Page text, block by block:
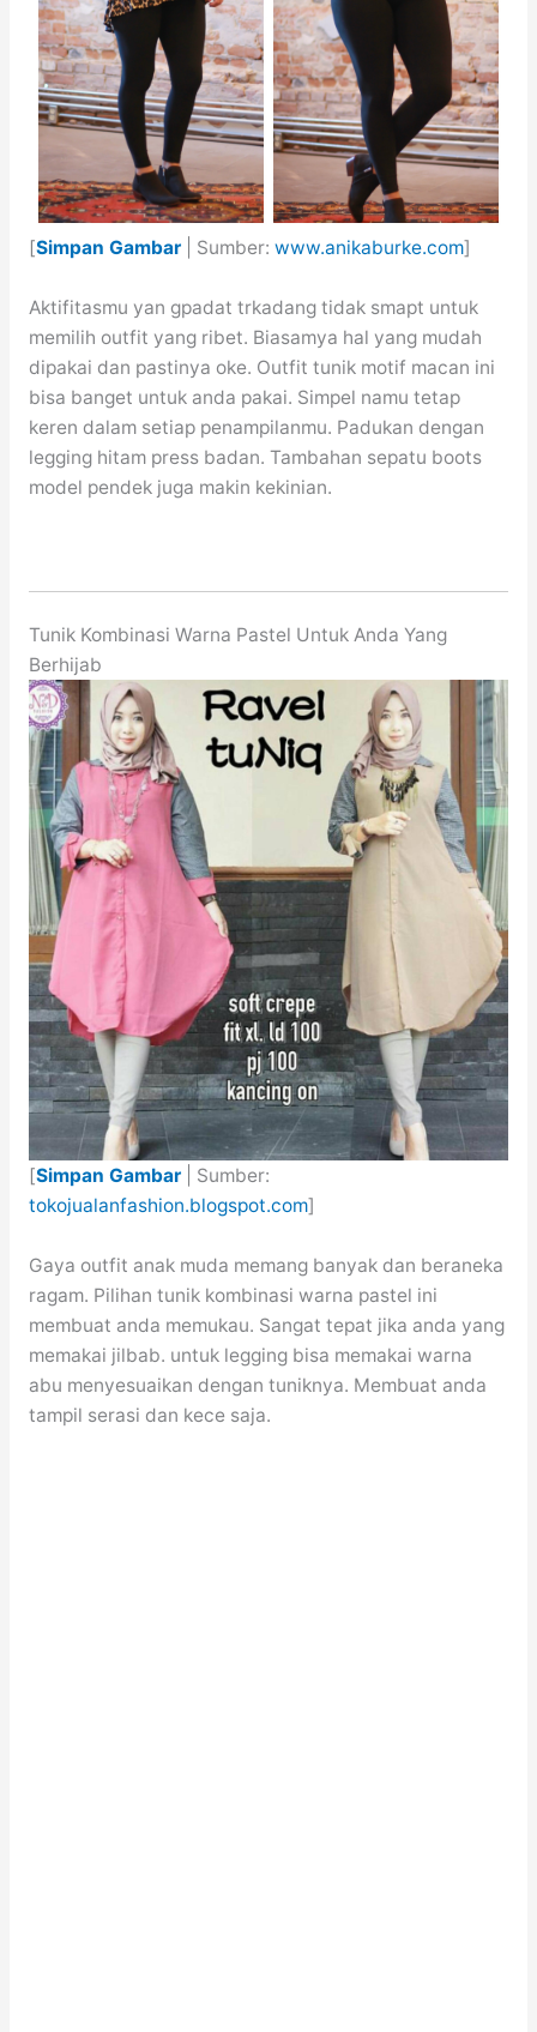
[Simpan Gambar| Sumber: www.anikaburke.com]
Aktifitasmu yan gpadat trkadang tidak smapt untuk
memilih outfit yang ribet. Biasamya hal yang mudah
dipakai dan pastinya oke. Outfit tunik motif macan ini
bisa banget untuk anda pakai. Simpel namu tetap
keren dalam setiap penampilanmu. Padukan dengan
legging hitam press badan. Tambahan sepatu boots
model pendek juga makin kekinian.
Tunik Kombinasi Warna Pastel Untuk Anda Yang
Berhijab
[Simpan Gambar| Sumber:
tokojualanfashion.blogspot.com]
Gaya outfit anak muda memang banyak dan beraneka
ragam. Pilihan tunik kombinasi warna pastel ini
membuat anda memukau. Sangat tepat jika anda yang
memakai jilbab. untuk legging bisa memakai warna
abu menyesuaikan dengan tuniknya. Membuat anda
tampil serasi dan kece saja.